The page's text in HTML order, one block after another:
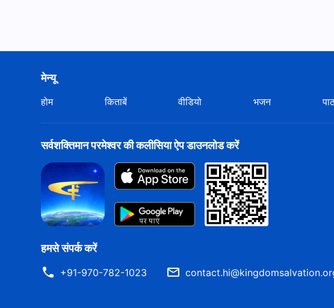
मेन्यू
होम किताबें वीडियो भजन
सर्वशक्तिमान परमेश्वर की कलीसिया ऐप डाउनलोड करें
हमसे संपर्क करें
+91-970-782-1023